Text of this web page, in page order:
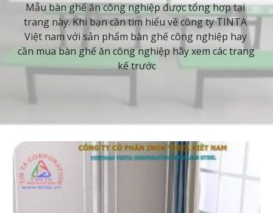
Mẫu bàn ghế ăn công nghiệp được tổng hợp tại
trang này. Khi bạn cần tìm hiểu về công ty TINTA
Việt nam với sản phẩm bàn ghế công nghiệp hay
cần mua bàn ghế ăn công nghiệp hãy xem các trang
kế trước